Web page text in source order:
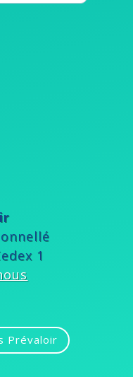
1
Prévaloir